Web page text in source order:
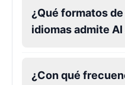
¿Qué formatos
idiomas admite
¿Con qué